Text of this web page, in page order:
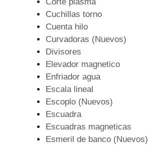
Cuchillas torno
Cuenta hilo
Curvadoras (Nuevos)
Divisores
Elevador magnetico
Enfriador agua
Escala lineal
Escoplo (Nuevos)
Escuadra
Escuadras magneticas
Esmeril de banco (Nuevos)